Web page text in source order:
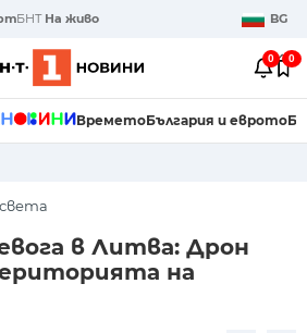
БНТ На живо BG
0 0
ВреметоБългария и еврото
в Литва: Дрон
на